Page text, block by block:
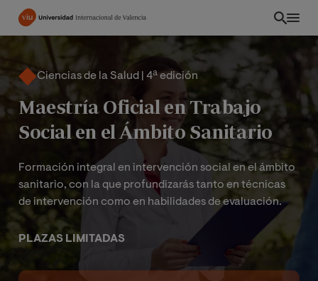
Pasar
Ciencias de la Salud | 4ª edición
Maestría Oficial en Trabajo
Social en el Ámbito Sanitario
Formación integral en intervención social en el ámbito
sanitario, con la que profundizarás tanto en técnicas
de intervención como en habilidades de evaluación.
PLAZAS LIMITADAS